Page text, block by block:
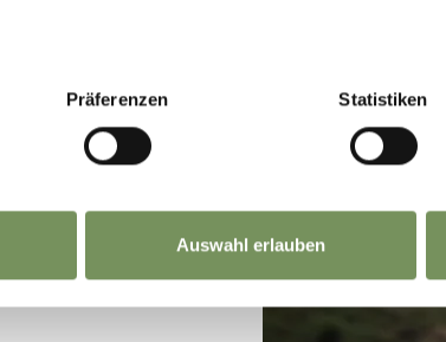
Präferenzen Statistiken
Auswahl erlauben